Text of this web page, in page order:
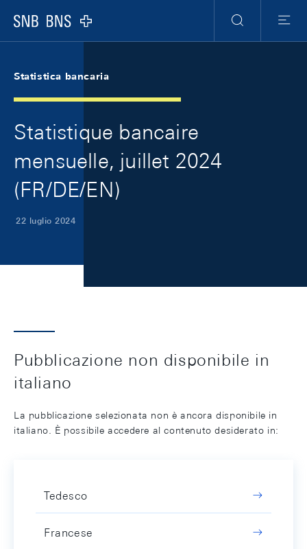
Logo
Ricerca
Menu
Statistica bancaria
Statistique bancaire
mensuelle, juillet 2024
(FR/DE/EN)
22 luglio 2024
Pubblicazione non disponibile in
italiano
La pubblicazione selezionata non è ancora disponibile in
italiano. È possibile accedere al contenuto desiderato in:
Tedesco
Francese